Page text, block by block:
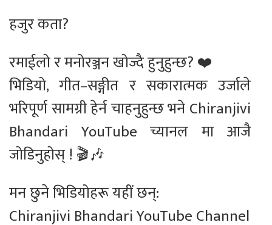
हजुर कता?
रमाईलो र मनोरञ्जन खोज्दै हुनुहुन्छ? ❤️
भिडियो, गीत–सङ्गीत र सकारात्मक उर्जाले
भरिपूर्ण सामग्री हेर्न चाहनुहुन्छ भने Chiranjivi
Bhandari YouTube च्यानल मा आजै
जोडिनुहोस् ! 🎬🎶
मन छुने भिडियोहरू यहीं छन्:
Chiranjivi Bhandari YouTube Channel